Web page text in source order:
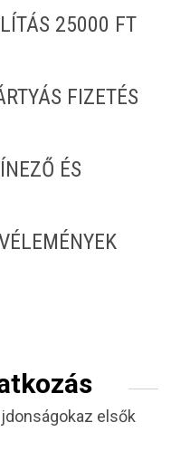
25000 FT
FIZETÉS
ÉS
elsők